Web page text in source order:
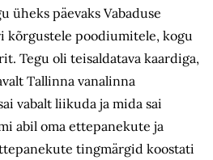
üheks päevaks Vabaduse
kõrgustele poodiumitele, kogu
Tegu oli teisaldatava kaardiga,
Tallinna vanalinna
vabalt liikuda ja mida sai
abil oma ettepanekute ja
tingmärgid koostati